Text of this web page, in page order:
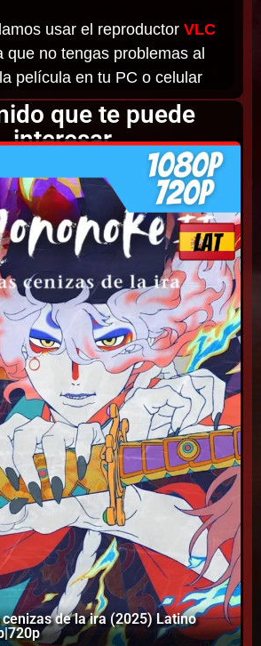
usar el reproductor VLC
que no tengas problemas al
película en tu PC o celular
que te puede
interesar
de la ira (2025) Latino